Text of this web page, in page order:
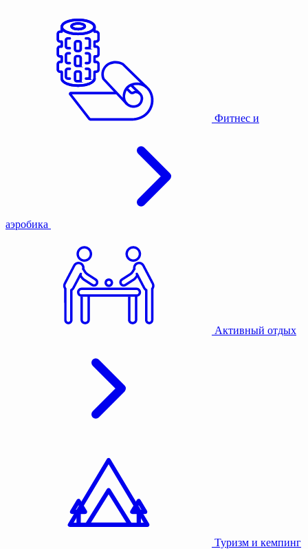
Фитнес и
аэробика
Активный отдых
Туризм и кемпинг